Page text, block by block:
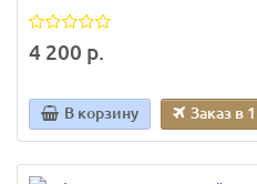
4 200 р.
В корзину Заказ в